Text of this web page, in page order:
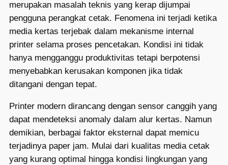
merupakan masalah teknis yang kerap dijumpai
pengguna perangkat cetak. Fenomena ini terjadi ketika
media kertas terjebak dalam mekanisme internal
printer selama proses pencetakan. Kondisi ini tidak
hanya mengganggu produktivitas tetapi berpotensi
menyebabkan kerusakan komponen jika tidak
ditangani dengan tepat.
Printer modern dirancang dengan sensor canggih yang
dapat mendeteksi anomaly dalam alur kertas. Namun
demikian, berbagai faktor eksternal dapat memicu
terjadinya paper jam. Mulai dari kualitas media cetak
yang kurang optimal hingga kondisi lingkungan yang